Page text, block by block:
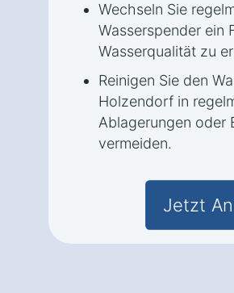
Wechseln Sie
Wasserspender ein
Wasserqualität zu
Reinigen Sie den
Holzendorf in
Ablagerungen oder
vermeiden.
Jetzt